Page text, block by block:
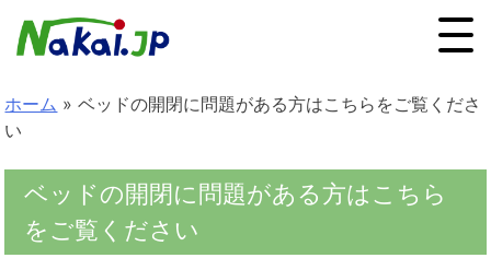
ホーム »ベッドの開閉に問題がある方はこちらをご覧くださ
い
ベッドの開閉に問題がある方はこちら
をご覧ください